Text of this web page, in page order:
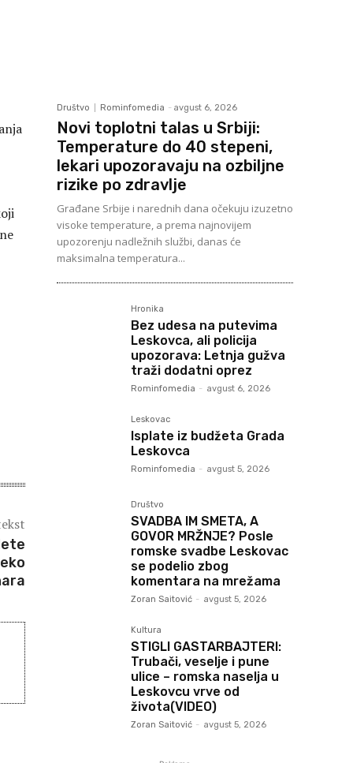
Društvo Rominfomedia - avgust 6, 2026
Novi toplotni talas u Srbiji:
Temperature do 40 stepeni,
lekari upozoravaju na ozbiljne
rizike po zdravlje
Građane Srbije i narednih dana očekuju izuzetno
visoke temperature, a prema najnovijem
upozorenju nadležnih službi, danas će
maksimalna temperatura...
Hronika
Bez udesa na putevima
Leskovca, ali policija
upozorava: Letnja gužva
traži dodatni oprez
Rominfomedia - avgust 6, 2026
Leskovac
Isplate iz budžeta Grada
Leskovca
Rominfomedia - avgust 5, 2026
Društvo
SVADBA IM SMETA, A
GOVOR MRŽNJE? Posle
romske svadbe Leskovac
se podelio zbog
komentara na mrežama
Zoran Saitović - avgust 5, 2026
Kultura
STIGLI GASTARBAJTERI:
Trubači, veselje i pune
ulice – romska naselja u
Leskovcu vrve od
života(VIDEO)
Zoran Saitović - avgust 5, 2026